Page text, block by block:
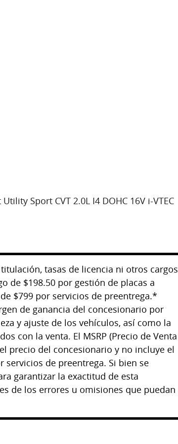
Sport CVT 2.0L I4 DOHC 16V i-VTEC
tasas de licencia ni otros cargos
de $198.50 por gestión de placas a
$799 por servicios de preentrega.*
de ganancia del concesionario por
y ajuste de los vehículos, así como la
con la venta. El MSRP (Precio de Venta
precio del concesionario y no incluye el
servicios de preentrega. Si bien se
garantizar la exactitud de esta
de los errores u omisiones que puedan